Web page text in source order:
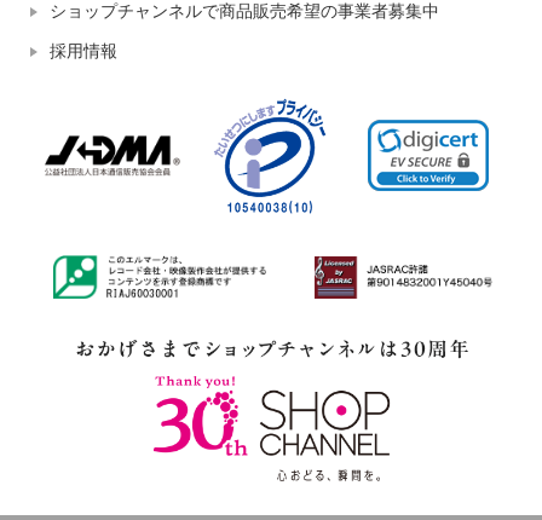
ショップチャンネルで商品販売希望の事業者募集中
採用情報